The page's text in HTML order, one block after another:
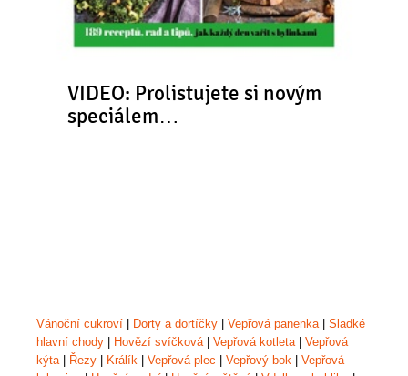
VIDEO: Prolistujete si novým
speciálem…
Vánoční cukroví Dorty a dortíčky Vepřová panenka| Sladké
hlavní chody
Hovězí svíčková| Vepřová kotleta| Vepřová
kýta| Řezy Králík Vepřová plec Vepřový bok
Vepřová